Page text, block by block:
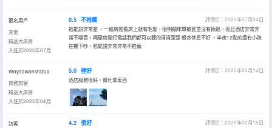
匿名用戶
其他
精品大床房
入住於2025年07月
0.5 不推薦
評價於：2025年07月04日
衹能説非常差 ，一進房間看床上就有毛髮，很明顯床單被套並沒有換過，而且酒店非常非
常不隔音，隔壁房間打電話我們都可以聽的清清楚楚 根本休息不好 ，半夜12點的還有小孩
在樓下吵，衹能説非常非常不推薦
Woyaowanshizuo
商務旅客
精品大床房
入住於2025年04月
5.0 極好
評價於：2025年05月14日
酒店服務很好，幫忙拿東西
訪客
4.2 很好
評價於：2025年02月16日